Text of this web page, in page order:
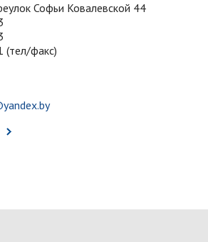
Софьи Ковалевской 44
(тел/факс)